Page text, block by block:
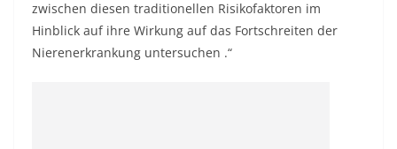
zwischen diesen traditionellen Risikofaktoren im
Hinblick auf ihre Wirkung auf das Fortschreiten der
Nierenerkrankung untersuchen .“